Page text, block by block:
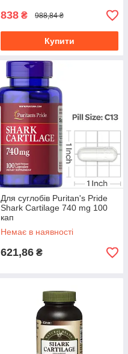
838 ₴ 988,84 ₴
Купити
Для суглобів Puritan's Pride
Shark Cartilage 740 mg 100
кап
Немає в наявності
621,86 ₴